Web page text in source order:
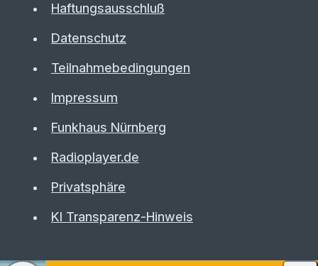
Haftungsausschluß
Datenschutz
Teilnahmebedingungen
Impressum
Funkhaus Nürnberg
Radioplayer.de
Privatsphäre
KI Transparenz-Hinweis